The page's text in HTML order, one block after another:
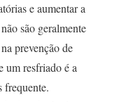
e aumentar a
são geralmente
prevenção de
um resfriado é a
frequente.